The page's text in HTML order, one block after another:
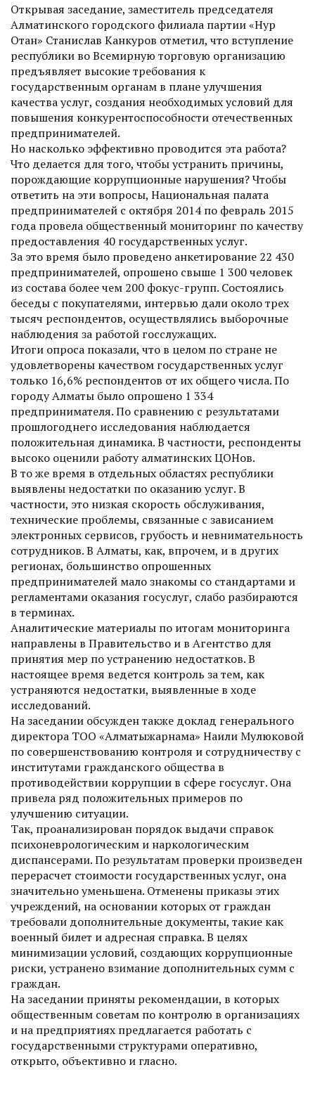
Открывая заседание, заместитель председателя
Алматинского городского филиала партии «Нур
Отан» Станислав Канкуров отметил, что вступление
республики во Всемирную торговую организацию
предъявляет высокие требования к
государственным органам в плане улучшения
качества услуг, создания необходимых условий для
повышения конкурентоспособности отечественных
предпринимателей.
Но насколько эффективно проводится эта работа?
Что делается для того, чтобы устранить причины,
порождающие коррупционные нарушения? Чтобы
ответить на эти вопросы, Национальная палата
предпринимателей с октября 2014 по февраль 2015
года провела общественный мониторинг по качеству
предоставления 40 государственных услуг.
За это время было проведено анкетирование 22 430
предпринимателей, опрошено свыше 1 300 человек
из состава более чем 200 фокус-групп. Состоялись
беседы с покупателями, интервью дали около трех
тысяч респондентов, осуществлялись выборочные
наблюдения за работой госслужащих.
Итоги опроса показали, что в целом по стране не
удовлетворены качеством государственных услуг
только 16,6% респондентов от их общего числа. По
городу Алматы было опрошено 1 334
предпринимателя. По сравнению с результатами
прошлогоднего исследования наблюдается
положительная динамика. В частности, респонденты
высоко оценили работу алматинских ЦОНов.
В то же время в отдельных областях республики
выявлены недостатки по оказанию услуг. В
частности, это низкая скорость обслуживания,
технические проблемы, связанные с зависанием
электронных сервисов, грубость и невнимательность
сотрудников. В Алматы, как, впрочем, и в других
регионах, большинство опрошенных
предпринимателей мало знакомы со стандартами и
регламентами оказания госуслуг, слабо разбираются
в терминах.
Аналитические материалы по итогам мониторинга
направлены в Правительство и в Агентство для
принятия мер по устранению недостатков. В
настоящее время ведется контроль за тем, как
устраняются недостатки, выявленные в ходе
исследований.
На заседании обсужден также док­лад генерального
директора ТОО «Алматыжарнама» Наили Мулюковой
по совершенствованию контроля и сотрудничеству с
институтами гражданского общества в
противодействии коррупции в сфере госуслуг. Она
привела ряд положительных примеров по
улучшению ситуации.
Так, проанализирован порядок выдачи справок
психоневрологическим и наркологическим
диспансерами. По результатам проверки произведен
перерасчет стоимости государственных услуг, она
значительно уменьшена. Отменены приказы этих
учреждений, на основании которых от граждан
требовали дополнительные документы, такие как
военный билет и адресная справка. В целях
минимизации условий, создающих коррупционные
риски, устранено взимание дополнительных сумм с
граждан.
На заседании приняты рекомендации, в которых
общественным советам по контролю в организациях
и на предприятиях предлагается работать с
государственными структурами оперативно,
открыто, объективно и гласно.